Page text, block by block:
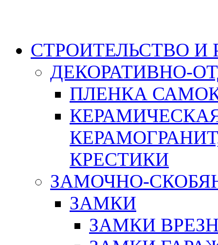
СТРОИТЕЛЬСТВО И
ДЕКОРАТИВНО-
ПЛЕНКА
КРЕСТИКИ
ЗАМОЧНО-
ЗАМКИ
ЗАМКИ